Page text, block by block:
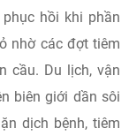
hồi khi phần
nhờ các đợt tiêm
cầu. Du lịch, vận
biên giới dần sôi
dịch bệnh, tiêm